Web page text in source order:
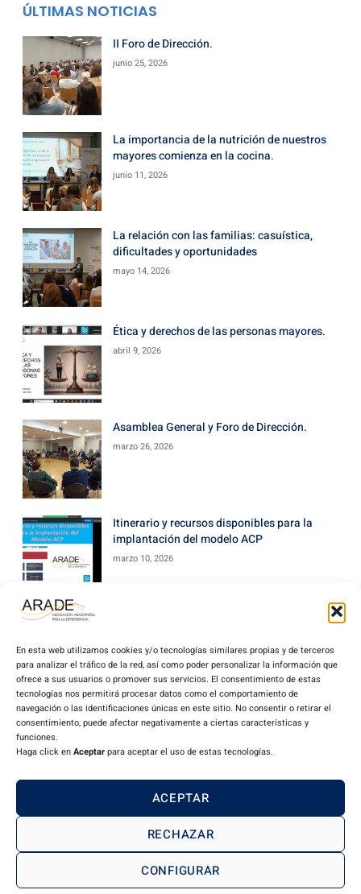
En esta web utilizamos cookies y/o tecnologías similares propias y de terceros
para analizar el tráfico de la red, así como poder personalizar la información que
ofrece a sus usuarios o promover sus servicios. El consentimiento de estas
tecnologías nos permitirá procesar datos como el comportamiento de
navegación o las identificaciones únicas en este sitio. No consentir o retirar el
consentimiento, puede afectar negativamente a ciertas características y
funciones.
Haga click enAceptarpara aceptar el uso de estas tecnologías.
ACEPTAR
RECHAZAR
CONFIGURAR
ÚLTIMAS NOTICIAS
II Foro de Dirección.
junio 25, 2026
La importancia de la nutrición de nuestros
mayores comienza en la cocina.
junio 11, 2026
La relación con las familias: casuística,
dificultades y oportunidades
mayo 14, 2026
Ética y derechos de las personas mayores.
abril 9, 2026
Asamblea General y Foro de Dirección.
marzo 26, 2026
Itinerario y recursos disponibles para la
implantación del modelo ACP
marzo 10, 2026
Aviso Legal Declaración de accesibilidad
Copyright © 2024 ARADE. Todos los derechos reservados.
Desarrollo hecho con
por